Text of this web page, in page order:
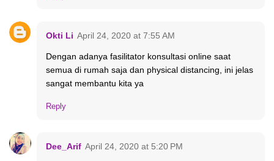
Okti Li April 24, 2020 at 7:55 AM
Dengan adanya fasilitator konsultasi online saat
semua di rumah saja dan physical distancing, ini jelas
sangat membantu kita ya
Reply
Dee_Arif April 24, 2020 at 5:20 PM